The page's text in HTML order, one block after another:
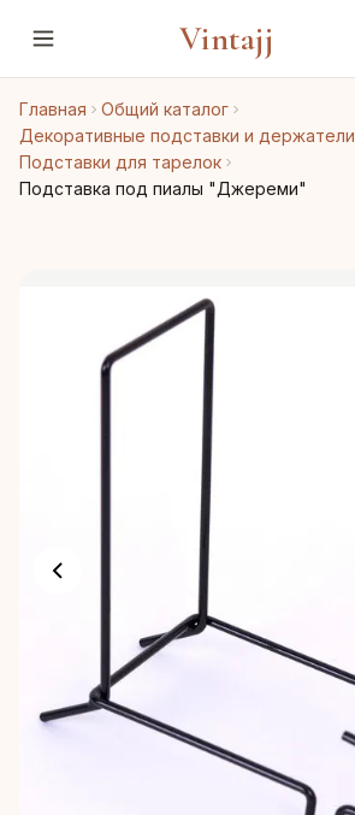
Vintajj
Главная
Общий каталог
Декоративные подставки и держатели
Подставки для тарелок
Подставка под пиалы "Джереми"